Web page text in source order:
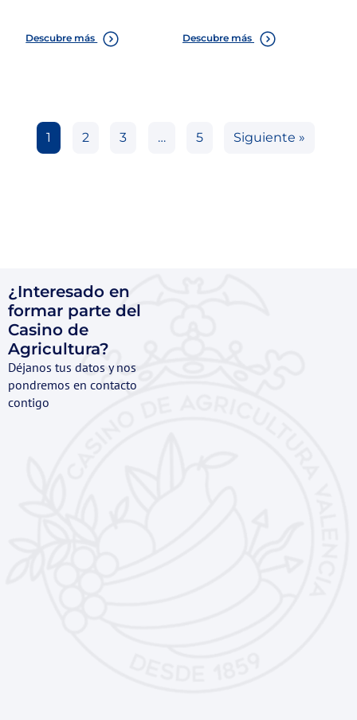
Descubre más Descubre más
1 2 3 … 5 Siguiente »
¿Interesado en
formar parte del
Casino de
Agricultura?
Déjanos tus datos y nos
pondremos en contacto
contigo